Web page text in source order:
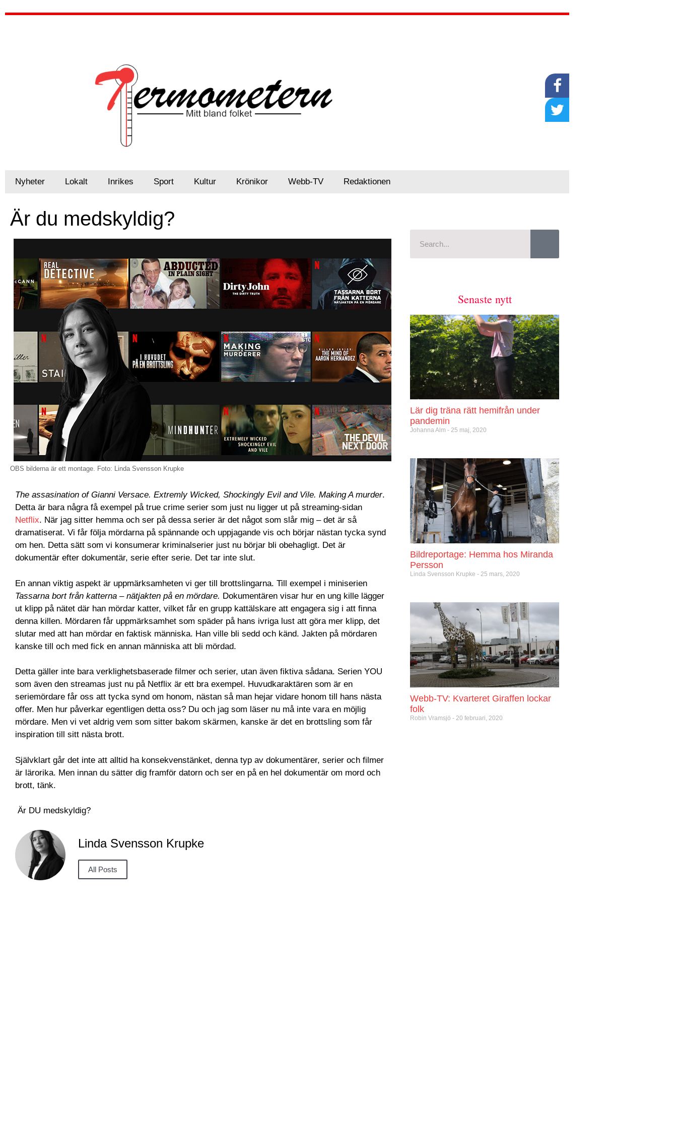
Nyheter Lokalt Inrikes Sport Kultur Krönikor Webb-TV Redaktionen
Är du medskyldig?
OBS bilderna är ett montage. Foto: Linda Svensson Krupke
The assasination of Gianni Versace. Extremly Wicked, Shockingly Evil and Vile. Making A murder.
Detta är bara några få exempel på true crime serier som just nu ligger ut på streaming-sidan
Netflix. När jag sitter hemma och ser på dessa serier är det något som slår mig – det är så
dramatiserat. Vi får följa mördarna på spännande och uppjagande vis och börjar nästan tycka synd
om hen. Detta sätt som vi konsumerar kriminalserier just nu börjar bli obehagligt. Det är
dokumentär efter dokumentär, serie efter serie. Det tar inte slut.
En annan viktig aspekt är uppmärksamheten vi ger till brottslingarna. Till exempel i miniserien
Tassarna bort från katterna – nätjakten på en mördare. Dokumentären visar hur en ung kille lägger
ut klipp på nätet där han mördar katter, vilket får en grupp kattälskare att engagera sig i att finna
denna killen. Mördaren får uppmärksamhet som späder på hans ivriga lust att göra mer klipp, det
slutar med att han mördar en faktisk människa. Han ville bli sedd och känd. Jakten på mördaren
kanske till och med fick en annan människa att bli mördad.
Detta gäller inte bara verklighetsbaserade filmer och serier, utan även fiktiva sådana. Serien YOU
som även den streamas just nu på Netflix är ett bra exempel. Huvudkaraktären som är en
seriemördare får oss att tycka synd om honom, nästan så man hejar vidare honom till hans nästa
offer. Men hur påverkar egentligen detta oss? Du och jag som läser nu må inte vara en möjlig
mördare. Men vi vet aldrig vem som sitter bakom skärmen, kanske är det en brottsling som får
inspiration till sitt nästa brott.
Självklart går det inte att alltid ha konsekvenstänket, denna typ av dokumentärer, serier och filmer
är lärorika. Men innan du sätter dig framför datorn och ser en på en hel dokumentär om mord och
brott, tänk.
Är DU medskyldig?
Linda Svensson Krupke
All Posts
Senaste nytt
Lär dig träna rätt hemifrån under
pandemin
Johanna Alm 25 maj, 2020
Bildreportage: Hemma hos Miranda
Persson
Linda Svensson Krupke 25 mars, 2020
Webb-TV: Kvarteret Giraffen lockar
folk
Robin Vramsjö 20 februari, 2020